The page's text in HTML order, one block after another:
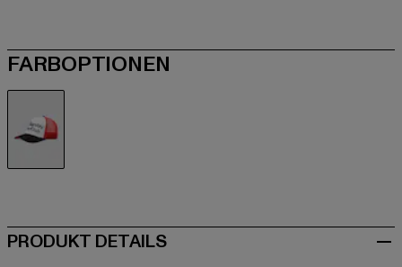
FARBOPTIONEN
PRODUKT DETAILS